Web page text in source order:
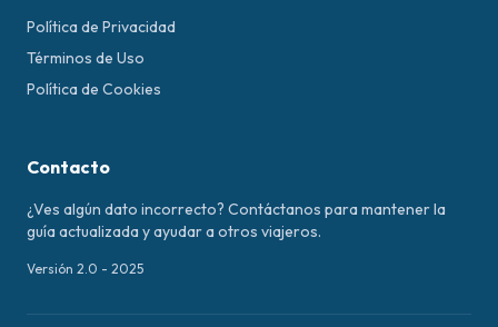
Política de Privacidad
Términos de Uso
Política de Cookies
Contacto
¿Ves algún dato incorrecto? Contáctanos para mantener la
guía actualizada y ayudar a otros viajeros.
Versión 2.0 - 2025